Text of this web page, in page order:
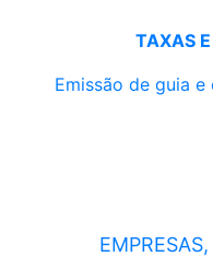
TAXAS
Emissão de guia